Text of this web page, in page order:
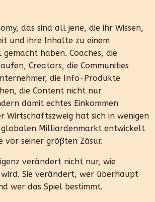
das sind all jene, die ihr Wissen,
und ihre Inhalte zu einem
haben. Coaches, die
Creators, die Communities
die Info-Produkte
die Content nicht nur
damit echtes Einkommen
Wirtschaftszweig hat sich in wenigen
globalen Milliardenmarkt entwickelt
vor seiner größten Zäsur.
verändert nicht nur, wie
Sie verändert, wer überhaupt
wer das Spiel bestimmt.